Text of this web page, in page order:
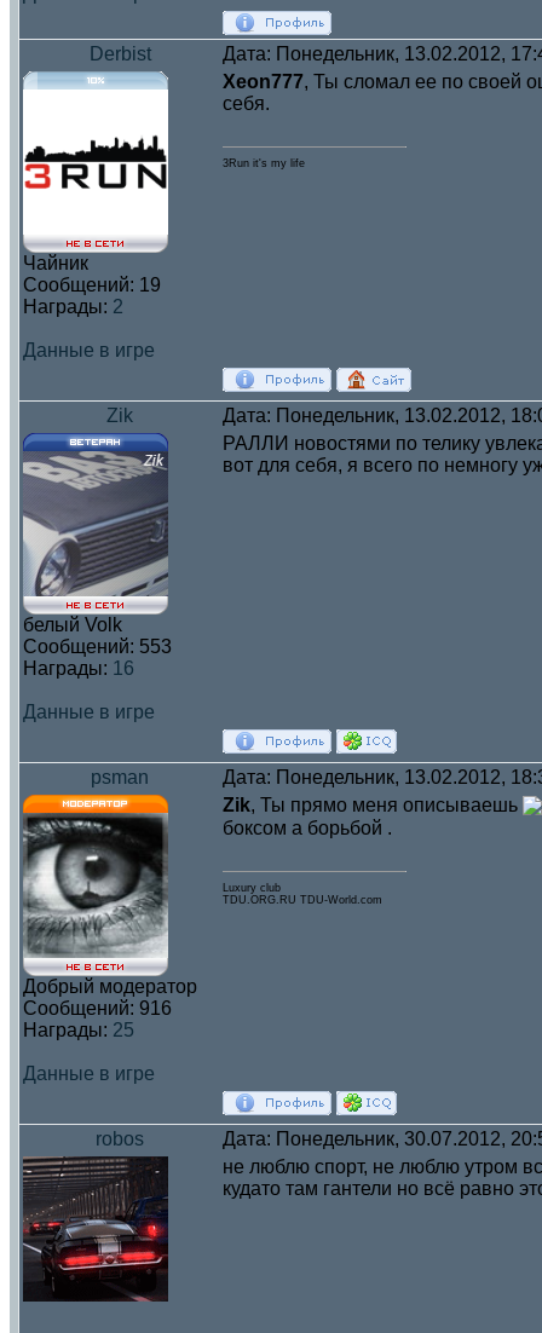
Derbist Дата: Понедельник, 13.02.2012,
Чайник
Сообщений: 19
Награды: 2
Данные в игре
Xeon777, Ты сломал ее по своей
себя.
3Run it's my life
Zik Дата: Понедельник, 13.02.2012,
белый Volk
Сообщений: 553
Награды: 16
Данные в игре
РАЛЛИ новостями по телику
вот для себя, я всего по немногу
psman Дата: Понедельник, 13.02.2012,
Добрый модератор
Сообщений: 916
Награды: 25
Данные в игре
Zik, Ты прямо меня описываешь
боксом а борьбой .
Luxury club
TDU.ORG.RU TDU-World.com
robos Дата: Понедельник, 30.07.2012,
не люблю спорт, не люблю утром
кудато там гантели но всё равно